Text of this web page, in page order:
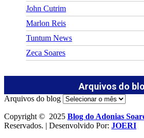
John Cutrim
Marlon Reis
Tuntum News
Zeca Soares
Arquivos do
Arquivos do blog
Copyright © 2025 Blog do Adonias
Reservados. | Desenvolvido Por: JOERI